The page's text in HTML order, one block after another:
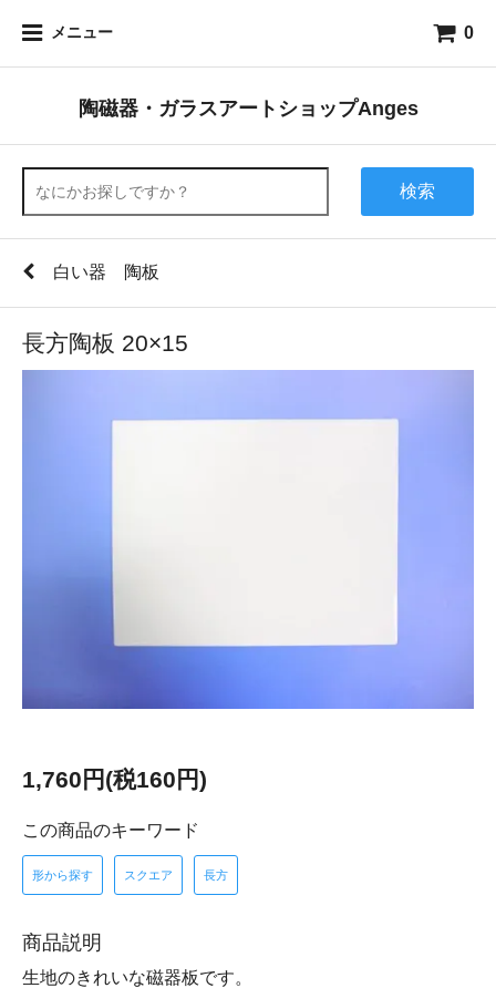
メニュー 0
陶磁器・ガラスアートショップAnges
検索
白い器 陶板
長方陶板 20×15
1,760円(税160円)
この商品のキーワード
形から探す スクエア 長方
商品説明
生地のきれいな磁器板です。